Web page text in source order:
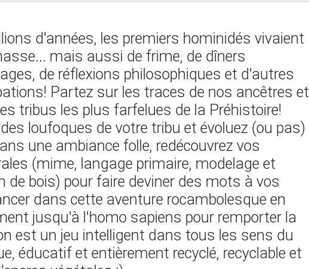
d'années, les premiers hominidés vivaient
mais aussi de frime, de dîners
de réflexions philosophiques et d'autres
Partez sur les traces de nos ancêtres et
tribus les plus farfelues de la Préhistoire!
loufoques de votre tribu et évoluez (ou pas)
une ambiance folle, redécouvrez vos
(mime, langage primaire, modelage et
de bois) pour faire deviner des mots à vos
dans cette aventure rocambolesque en
jusqu'à l'homo sapiens pour remporter la
est un jeu intelligent dans tous les sens du
éducatif et entièrement recyclé, recyclable et